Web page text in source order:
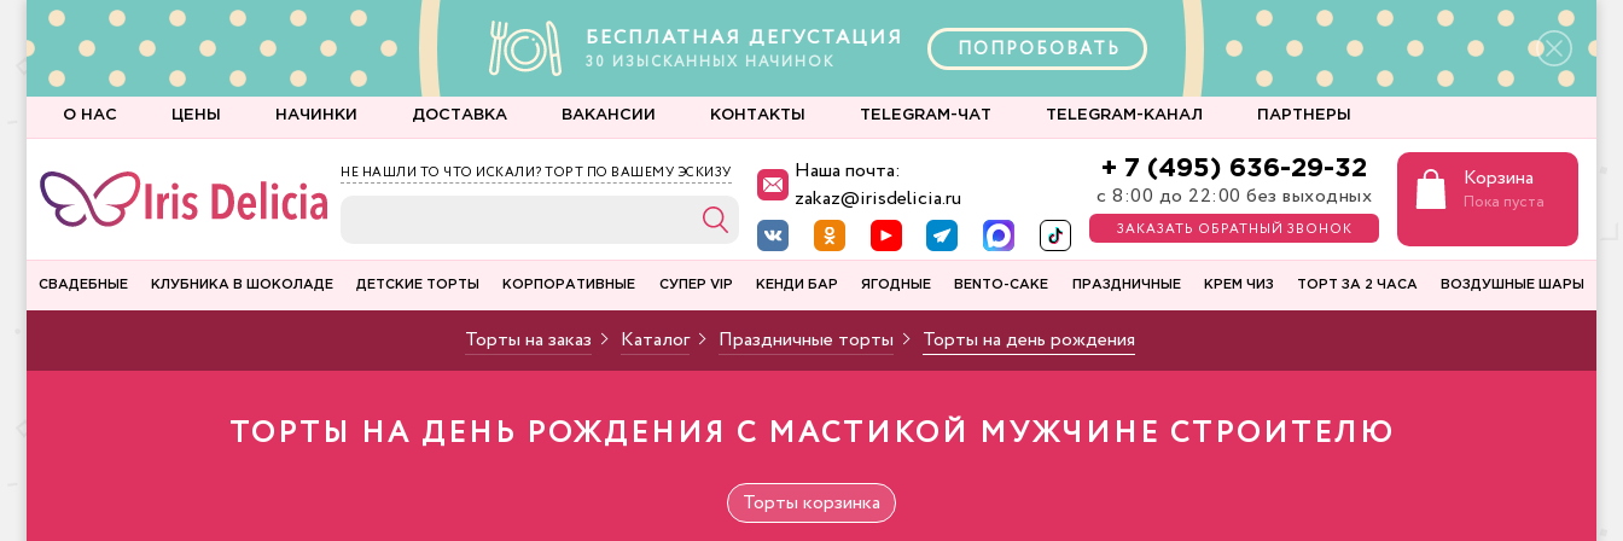
БЕСПЛАТНАЯ ДЕГУСТАЦИЯ
30 ИЗЫСКАННЫХ НАЧИНОК
ПОПРОБОВАТЬ
О НАС ЦЕНЫ НАЧИНКИ ДОСТАВКА ВАКАНСИИ КОНТАКТЫ TELEGRAM-ЧАТ TELEGRAM-КАНАЛ ПАРТНЕРЫ
НЕ НАШЛИ ТО ЧТО ИСКАЛИ? ТОРТ ПО ВАШЕМУ ЭСКИЗУ
Наша почта:
zakaz@irisdelicia.ru
+ 7 (495) 636-29-32
с 8:00 до 22:00 без выходных
ЗАКАЗАТЬ ОБРАТНЫЙ ЗВОНОК
Корзина
Пока пуста
СВАДЕБНЫЕ КЛУБНИКА В ШОКОЛАДЕ ДЕТСКИЕ ТОРТЫ КОРПОРАТИВНЫЕ СУПЕР VIP КЕНДИ БАР ЯГОДНЫЕ BENTO-CAKE ПРАЗДНИЧНЫЕ КРЕМ ЧИЗ ТОРТ ЗА 2 ЧАСА ВОЗДУШНЫЕ ШАРЫ
Торты на заказ Каталог Праздничные торты Торты на день рождения
ТОРТЫ НА ДЕНЬ РОЖДЕНИЯ С МАСТИКОЙ МУЖЧИНЕ СТРОИТЕЛЮ
Торты корзинка